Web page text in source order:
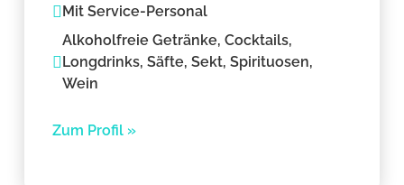
Mit Service-Personal
Alkoholfreie Getränke, Cocktails,
Longdrinks, Säfte, Sekt, Spirituosen,
Wein
Zum Profil »